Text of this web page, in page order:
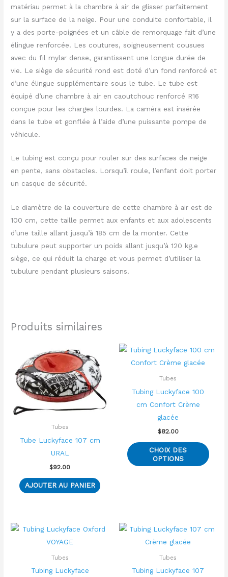
matériau permet à la chambre à air de glisser parfaitement
sur la surface de la neige. Pour une conduite confortable, il
y a des porte-poignées et un câble de remorquage fait d’une
élingue renforcée. Les coutures, soigneusement cousues
avec du fil mylar dense, garantissent une longue durée de
vie. Le siège de sécurité rond est doté d’un fond renforcé et
d’une élingue supplémentaire sous le tube. Le tube est
équipé d’une chambre à air en caoutchouc renforcé R16
conçue pour les charges lourdes. La caméra est insérée
dans le tube et gonflée à l’aide d’une puissante pompe de
véhicule.
Le tubing est conçu pour rouler sur des surfaces de neige
en pente, sans obstacles. Lorsqu’il roule, l’enfant doit porter
un casque de sécurité.
Le diamètre de la couverture de cette chambre à air est de
100 cm, cette taille permet aux enfants et aux adolescents
d’une taille allant jusqu’à 185 cm de la monter. Cette
tubulure peut supporter un poids allant jusqu’à 120 kg.e
siège, ce qui réduit la charge et vous permet d’utiliser la
tubulure pendant plusieurs saisons.
Produits similaires
Tubes
Tube Luckyface 107 cm
URAL
$92.00
AJOUTER AU PANIER
Tubes
Tubing Luckyface 100
cm Confort Crème
glacée
$82.00
CHOIX DES
OPTIONS
Ce
être
Tubes
Tubing Luckyface
Tubes
Tubing Luckyface 107